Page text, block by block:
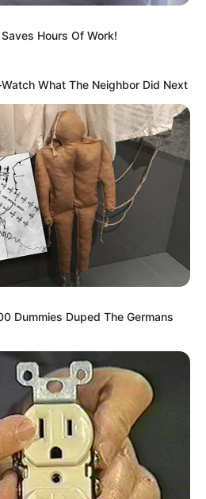
Hours Of Work!
What The Neighbor Did Next
Dummies Duped The Germans